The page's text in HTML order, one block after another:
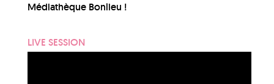
Médiathèque Bonlieu !
LIVE SESSION